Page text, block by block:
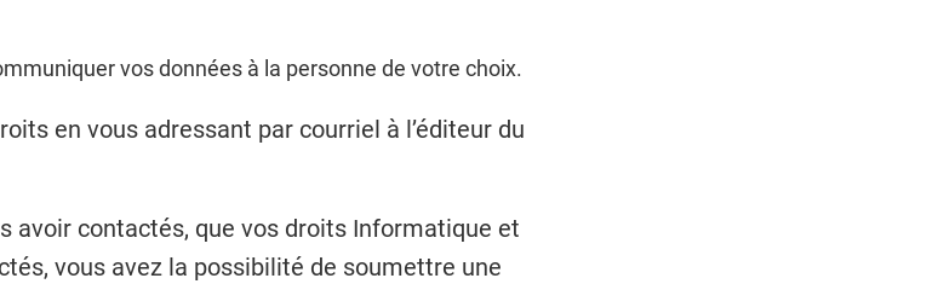
vos données à la personne de votre choix.
en vous adressant par courriel à l’éditeur du
avoir contactés, que vos droits Informatique et
vous avez la possibilité de soumettre une